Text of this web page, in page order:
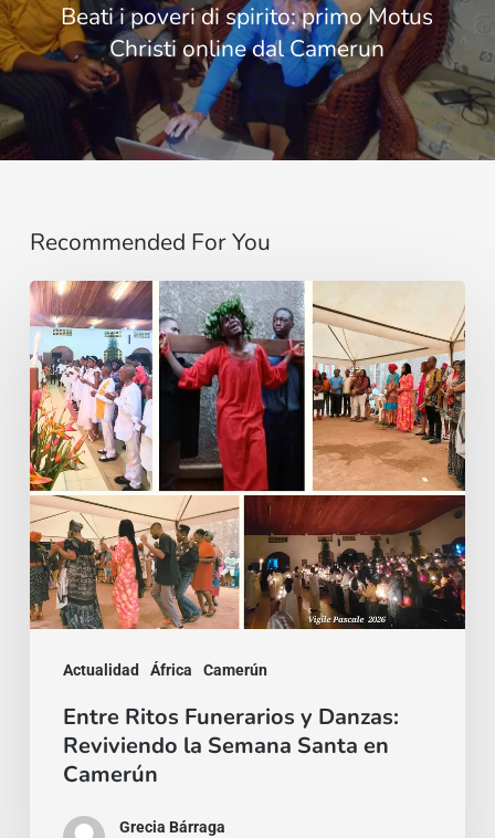
Beati i poveri di spirito: primo Motus
Christi online dal Camerun
Recommended For You
Actualidad África Camerún
Entre
Ritos
Funerarios
y
Danzas:
Reviviendo
la
Semana
Santa
en
Entre Ritos Funerarios y Danzas:
Reviviendo la Semana Santa en
Camerún
Grecia Bárraga